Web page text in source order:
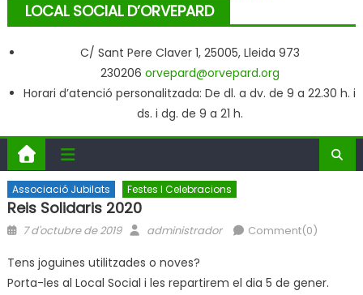
LOCAL SOCIAL D’ORVEPARD
C/ Sant Pere Claver 1, 25005, Lleida 973
230206 orvepard@orvepard.org
Horari d’atenció personalitzada: De dl. a dv. de 9 a 22.30 h. i
ds. i dg. de 9 a 21 h.
Associació Jubilats Festes I Celebracions
Reis Solidaris 2020
Posted
7 d'octubre de 2019 Author
administrador Comment(0)
Tens joguines utilitzades o noves?
Porta-les al Local Social i les repartirem el dia 5 de gener.